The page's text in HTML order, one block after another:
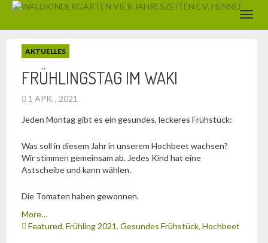
AKTUELLES
FRÜHLINGSTAG IM WAKI
1 APR. , 2021
Jeden Montag gibt es ein gesundes, leckeres Frühstück:
Was soll in diesem Jahr in unserem Hochbeet wachsen?
Wir stimmen gemeinsam ab. Jedes Kind hat eine
Astscheibe und kann wählen.
Die Tomaten haben gewonnen.
More…
Featured, Frühling 2021, Gesundes Frühstück, Hochbeet